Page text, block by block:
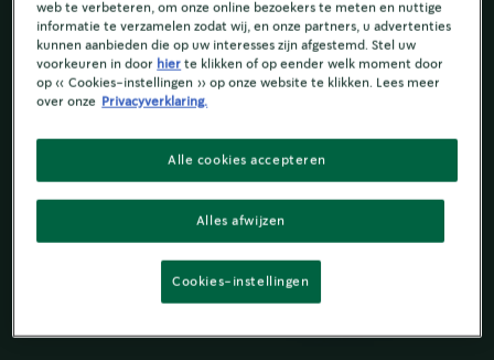
web te verbeteren, om onze online bezoekers te meten en nuttige
informatie te verzamelen zodat wij, en onze partners, u advertenties
kunnen aanbieden die op uw interesses zijn afgestemd. Stel uw
voorkeuren in door hier te klikken of op eender welk moment door
op « Cookies-instellingen » op onze website te klikken. Lees meer
over onze
Privacyverklaring.
Alles afwijzen
Alle cookies accepteren
Cookies-instellingen